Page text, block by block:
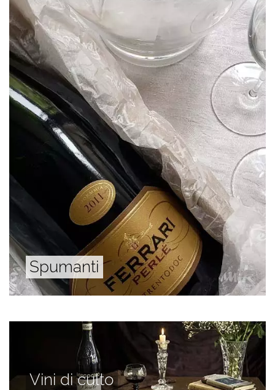
Spumanti
Vini di culto